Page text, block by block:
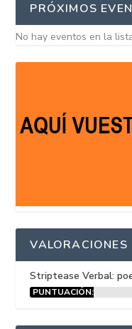
PRÓXIMOS
No hay eventos en la
VALORACIONES
Striptease Verbal:
PUNTUACIÓN: